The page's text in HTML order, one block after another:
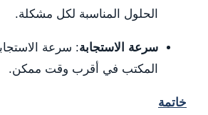
الحلول المناسبة لكل مشكلة.
سرعة الاستجابة: سرعة
المكتب في أقرب وقت ممكن.
خاتمة